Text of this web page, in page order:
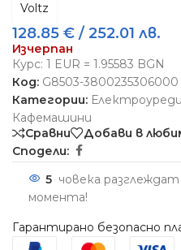
Voltz
128.85 € / 252.01 лв.
Изчерпан
Курс: 1 EUR = 1.95583 BGN
Код: G8503-3800235306000
Категории:
Кафемашини
Сравни
Добави в
Сподели:
5 човека
момента!
Гарантирано безопасно